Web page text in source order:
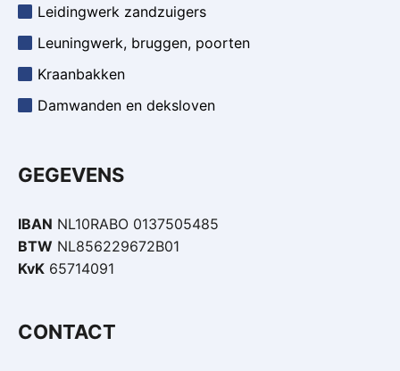
Leidingwerk zandzuigers
Leuningwerk, bruggen, poorten
Kraanbakken
Damwanden en deksloven
GEGEVENS
IBAN NL10RABO 0137505485
BTW NL856229672B01
KvK 65714091
CONTACT